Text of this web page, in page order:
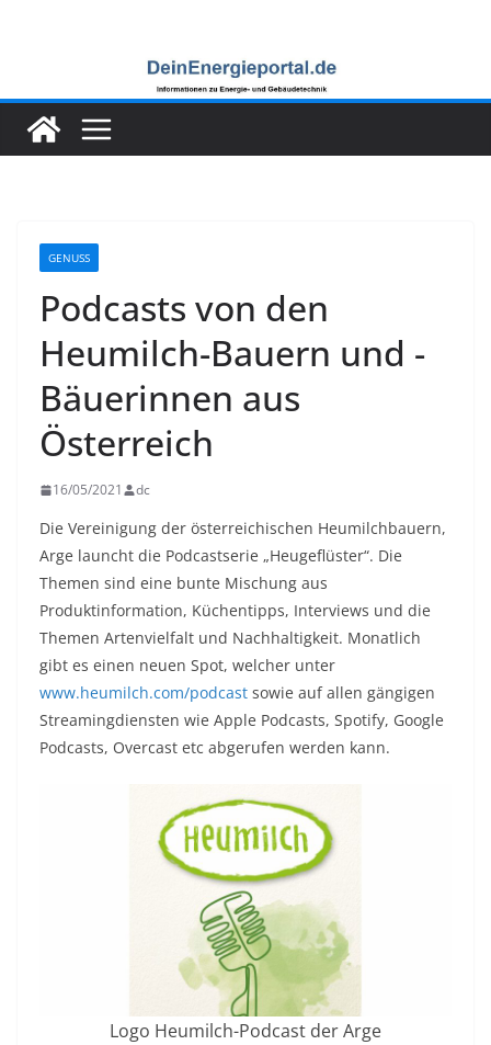
GENUSS
Podcasts von den
Heumilch-Bauern und -
Bäuerinnen aus
Österreich
16/05/2021 dc
Die Vereinigung der österreichischen Heumilchbauern,
Arge launcht die Podcastserie „Heugeflüster“. Die
Themen sind eine bunte Mischung aus
Produktinformation, Küchentipps, Interviews und die
Themen Artenvielfalt und Nachhaltigkeit. Monatlich
gibt es einen neuen Spot, welcher unter
www.heumilch.com/podcast sowie auf allen gängigen
Streamingdiensten wie Apple Podcasts, Spotify, Google
Podcasts, Overcast etc abgerufen werden kann.
Logo Heumilch-Podcast der Arge